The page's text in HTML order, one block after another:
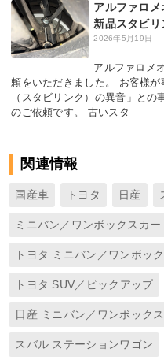
アルファロ
新品スタビ
2026年5月19日
アルファロメ
頼をいただきました。 お客様
（スタビリンク）の異音」と
のご依頼です。 古いスタ
関連情報
国産車 トヨタ 日産
ミニバン／ワンボックスカー
トヨタ ミニバン／ワンボッ
トヨタ SUV／ピックアップ
日産 ミニバン／ワンボック
スバル ステーションワゴン